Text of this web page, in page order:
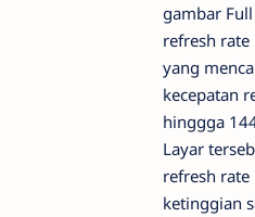
gambar
refresh rate
yang
kecepatan
hinggga
Layar
refresh rate
ketinggian